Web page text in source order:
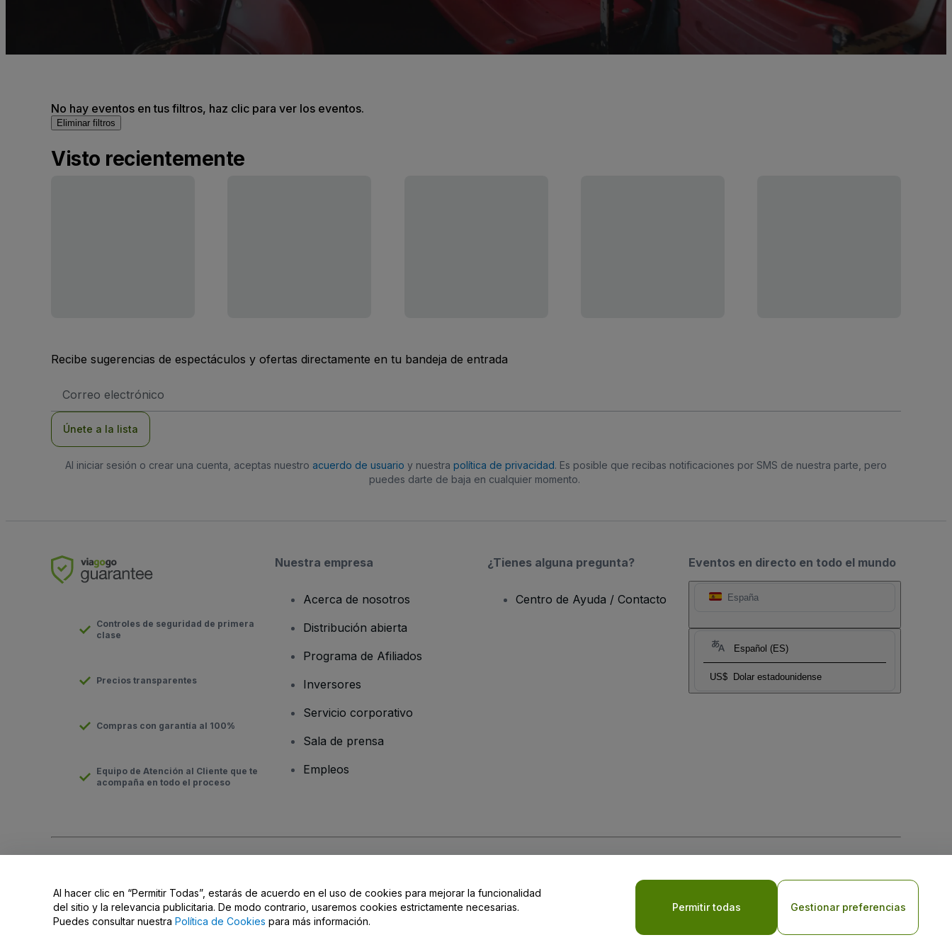
No hay eventos en tus filtros, haz clic para ver los eventos.
Eliminar filtros
Visto recientemente
Recibe sugerencias de espectáculos y ofertas directamente en tu bandeja de entrada
de
Únete a la lista
Al iniciar sesión o crear una cuenta, aceptas nuestro acuerdo de usuario y nuestra política de privacidad. Es posible que recibas notificaciones por SMS de nuestra parte, pero
puedes darte de baja en cualquier momento.
Eventos en directo en todo el mundo
España
Español (ES)
US$ Dolar estadounidense
Controles de seguridad de primera
clase
Precios transparentes
Compras con garantía al 100%
Equipo de Atención al Cliente que te
acompaña en todo el proceso
Nuestra empresa
Acerca de nosotros
Distribución abierta
Programa de Afiliados
Inversores
Servicio corporativo
Sala de prensa
Empleos
¿Tienes alguna pregunta?
Centro de Ayuda / Contacto
y de laPolítica de Privacidad para Móviles
Do Not Share My Personal Information/Your Privacy Choices
Al hacer clic en “Permitir Todas”, estarás de acuerdo en el uso de cookies para mejorar la funcionalidad
del sitio y la relevancia publicitaria. De modo contrario, usaremos cookies estrictamente necesarias.
Puedes consultar nuestra Política de Cookies para más información.
Permitir todas Gestionar preferencias